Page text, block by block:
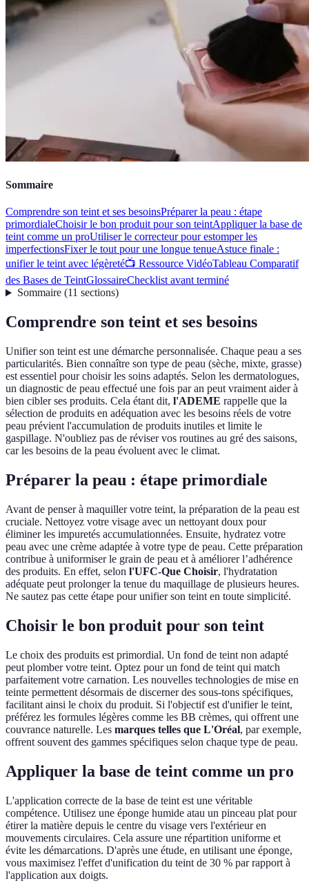
Sommaire
Comprendre son teint et ses besoinsPréparer la peau : étape
primordialeChoisir le bon produit pour son teintAppliquer la base de
teint comme un proUtiliser le correcteur pour estomper les
imperfectionsFixer le tout pour une longue tenueAstuce finale :
unifier le teint avec légèreté📺 Ressource VidéoTableau Comparatif
des Bases de TeintGlossaireChecklist avant terminé
Sommaire(11 sections)
Comprendre son teint et ses besoins
Unifier son teint est une démarche personnalisée. Chaque peau a ses
particularités. Bien connaître son type de peau (sèche, mixte, grasse)
est essentiel pour choisir les soins adaptés. Selon les dermatologues,
un diagnostic de peau effectué une fois par an peut vraiment aider à
bien cibler ses produits. Cela étant dit, l'ADEME rappelle que la
sélection de produits en adéquation avec les besoins réels de votre
peau prévient l'accumulation de produits inutiles et limite le
gaspillage. N'oubliez pas de réviser vos routines au gré des saisons,
car les besoins de la peau évoluent avec le climat.
Préparer la peau : étape primordiale
Avant de penser à maquiller votre teint, la préparation de la peau est
cruciale. Nettoyez votre visage avec un nettoyant doux pour
éliminer les impuretés accumulationnées. Ensuite, hydratez votre
peau avec une crème adaptée à votre type de peau. Cette préparation
contribue à uniformiser le grain de peau et à améliorer l’adhérence
des produits. En effet, selon l'UFC-Que Choisir, l'hydratation
adéquate peut prolonger la tenue du maquillage de plusieurs heures.
Ne sautez pas cette étape pour unifier son teint en toute simplicité.
Choisir le bon produit pour son teint
Le choix des produits est primordial. Un fond de teint non adapté
peut plomber votre teint. Optez pour un fond de teint qui match
parfaitement votre carnation. Les nouvelles technologies de mise en
teinte permettent désormais de discerner des sous-tons spécifiques,
facilitant ainsi le choix du produit. Si l'objectif est d'unifier le teint,
préférez les formules légères comme les BB crèmes, qui offrent une
couvrance naturelle. Les marques telles que L'Oréal, par exemple,
offrent souvent des gammes spécifiques selon chaque type de peau.
Appliquer la base de teint comme un pro
L'application correcte de la base de teint est une véritable
compétence. Utilisez une éponge humide atau un pinceau plat pour
étirer la matière depuis le centre du visage vers l'extérieur en
mouvements circulaires. Cela assure une répartition uniforme et
évite les démarcations. D'après une étude, en utilisant une éponge,
vous maximisez l'effet d'unification du teint de 30 % par rapport à
l'application aux doigts.